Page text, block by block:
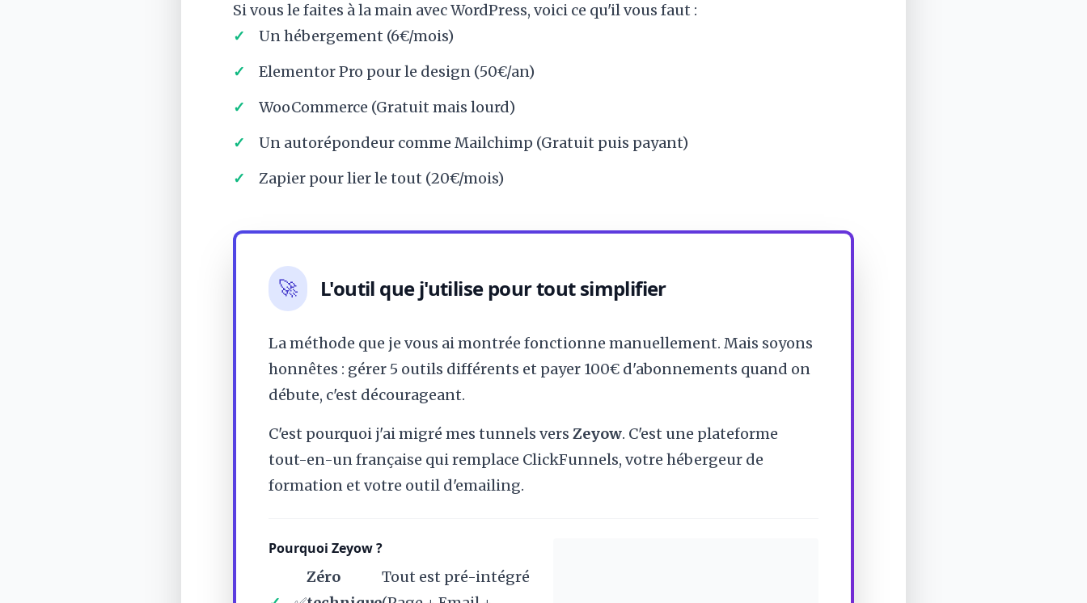
Si vous le faites à la main avec WordPress, voici ce qu'il vous faut :
Un hébergement (6€/mois)
Elementor Pro pour le design (50€/an)
WooCommerce (Gratuit mais lourd)
Un autorépondeur comme Mailchimp (Gratuit puis payant)
Zapier pour lier le tout (20€/mois)
🚀 L'outil que j'utilise pour tout simplifier
La méthode que je vous ai montrée fonctionne manuellement. Mais soyons
honnêtes : gérer 5 outils différents et payer 100€ d'abonnements quand on
débute, c'est décourageant.
C'est pourquoi j'ai migré mes tunnels vers Zeyow. C'est une plateforme
tout-en-un française qui remplace ClickFunnels, votre hébergeur de
formation et votre outil d'emailing.
Pourquoi Zeyow ?
Zéro
Tout est pré-intégré